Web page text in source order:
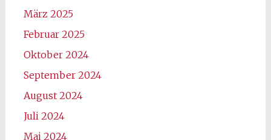
März 2025
Februar 2025
Oktober 2024
September 2024
August 2024
Juli 2024
Mai 2024